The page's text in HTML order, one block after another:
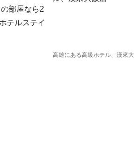
高雄にある高級ホテル、漢來
部屋なら2
テルステイ